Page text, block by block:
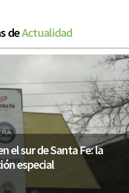
deActualidad
el sur de Santa Fe: la
especial